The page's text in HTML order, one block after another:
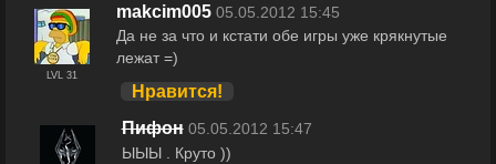
LVL 31
makcim005 05.05.2012 15:45
Да не за что и кстати обе игры уже крякнутые
лежат =)
Нравится!
Пифон 05.05.2012 15:47
ЫЫЫ . Круто ))